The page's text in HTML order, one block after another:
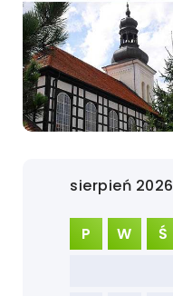
sierpień 2026
P W Ś